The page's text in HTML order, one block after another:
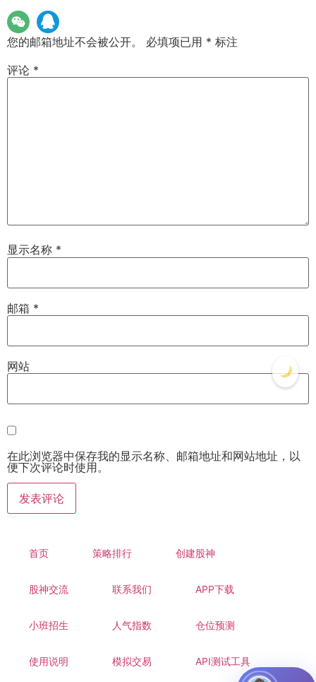
您的邮箱地址不会被公开。 必填项已用 * 标注
评论 *
显示名称 *
邮箱 *
网站
在此浏览器中保存我的显示名称、邮箱地址和网站地址，以
便下次评论时使用。
首页 策略排行 创建股神
股神交流 联系我们 APP下载
小班招生 人气指数 仓位预测
使用说明 模拟交易 API测试工具